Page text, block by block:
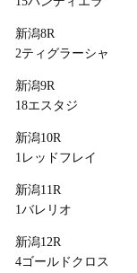
新潟8R
2ティグラーシャ
新潟9R
18エスタジ
新潟10R
1レッドフレイ
新潟11R
1バレリオ
新潟12R
4ゴールドクロス